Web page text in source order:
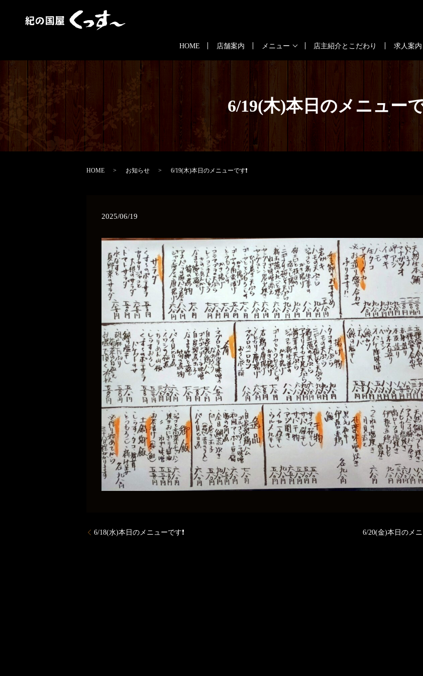
HOME 店舗案内 メニュー 店主紹介とこだわり 求人案内
6/19(木)本日のメニューで
HOME お知らせ 6/19(木)本日のメニューです❗️
2025/06/19
6/18(水)本日のメニューです❗️ 6/20(金)本日のメニ